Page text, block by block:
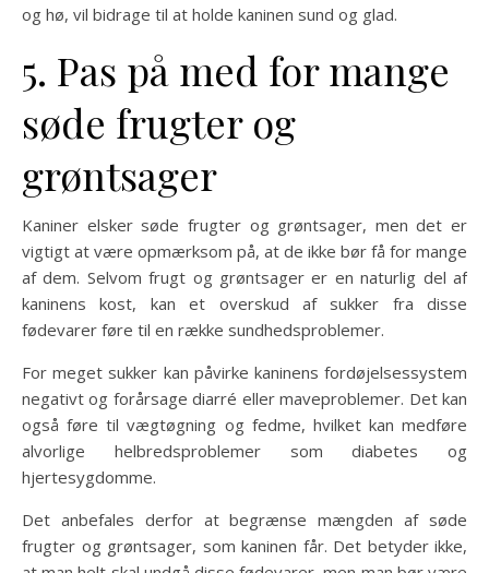
og hø, vil bidrage til at holde kaninen sund og glad.
5. Pas på med for mange
søde frugter og
grøntsager
Kaniner elsker søde frugter og grøntsager, men det er
vigtigt at være opmærksom på, at de ikke bør få for mange
af dem. Selvom frugt og grøntsager er en naturlig del af
kaninens kost, kan et overskud af sukker fra disse
fødevarer føre til en række sundhedsproblemer.
For meget sukker kan påvirke kaninens fordøjelsessystem
negativt og forårsage diarré eller maveproblemer. Det kan
også føre til vægtøgning og fedme, hvilket kan medføre
alvorlige helbredsproblemer som diabetes og
hjertesygdomme.
Det anbefales derfor at begrænse mængden af søde
frugter og grøntsager, som kaninen får. Det betyder ikke,